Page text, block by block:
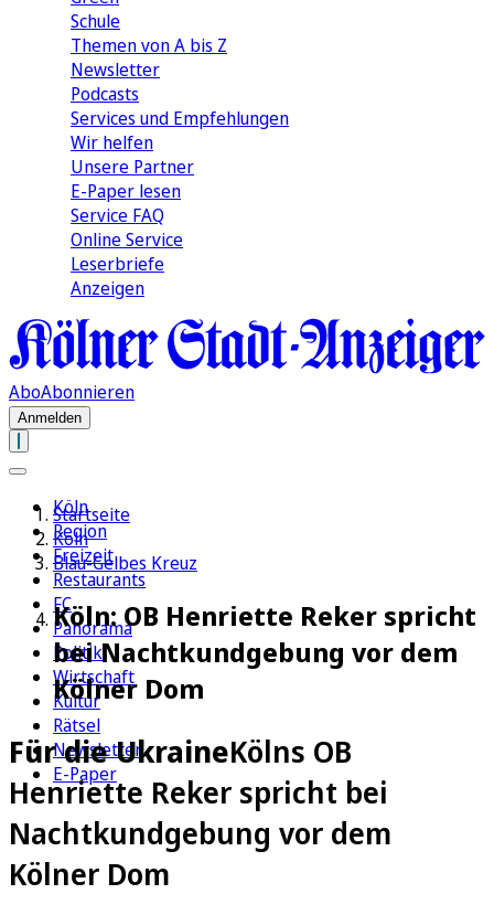
Schule
Themen von A bis Z
Newsletter
Podcasts
Services und Empfehlungen
Wir helfen
Unsere Partner
E-Paper lesen
Service FAQ
Online Service
Leserbriefe
Anzeigen
AboAbonnieren
Anmelden
Köln
Region
Freizeit
Restaurants
FC
Panorama
Politik
Wirtschaft
Kultur
Rätsel
Newsletter
E-Paper
Startseite
Köln
Blau-Gelbes Kreuz
Köln: OB Henriette Reker spricht
bei Nachtkundgebung vor dem
Kölner Dom
Für die UkraineKölns OB
Henriette Reker spricht bei
Nachtkundgebung vor dem
Kölner Dom